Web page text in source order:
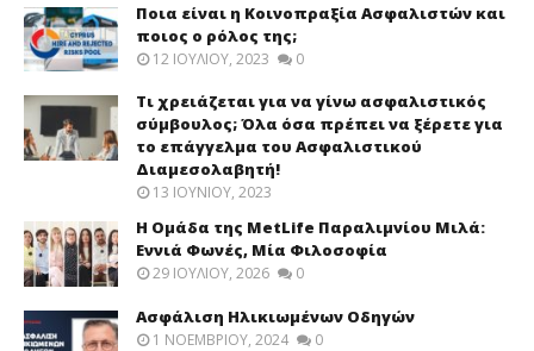
Ποια είναι η Κοινοπραξία Ασφαλιστών και
ποιος ο ρόλος της;
12 ΙΟΥΛΊΟΥ, 2023 0
Τι χρειάζεται για να γίνω ασφαλιστικός
σύμβουλος; Όλα όσα πρέπει να ξέρετε για
το επάγγελμα του Ασφαλιστικού
Διαμεσολαβητή!
13 ΙΟΥΝΊΟΥ, 2023
Η Ομάδα της MetLife Παραλιμνίου Μιλά:
Εννιά Φωνές, Μία Φιλοσοφία
29 ΙΟΥΛΊΟΥ, 2026 0
Ασφάλιση Ηλικιωμένων Οδηγών
1 ΝΟΕΜΒΡΊΟΥ, 2024 0